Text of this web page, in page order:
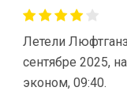
Летели
сентябре 2025,
эконом, 09:40.